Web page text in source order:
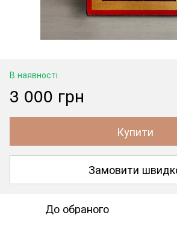
В наявності
3 000 грн
Купити
Замовити
До обраного